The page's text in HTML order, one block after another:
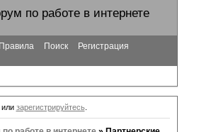
по работе в интернете
Правила Поиск
Регистрация
зарегистрируйтесь.